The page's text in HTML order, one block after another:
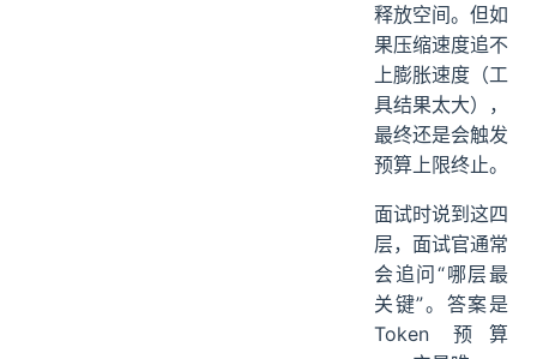
释放空间。但如
果压缩速度追不
上膨胀速度（工
具结果太大），
最终还是会触发
预算上限终止。
面试时说到这四
层，面试官通常
会追问“哪层最
关键”。答案是
Token 预算